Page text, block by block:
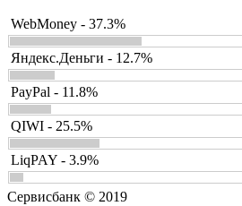
WebMoney - 37.3%
Яндекс.Деньги - 12.7%
PayPal - 11.8%
QIWI - 25.5%
LiqPAY - 3.9%
Сервисбанк © 2019